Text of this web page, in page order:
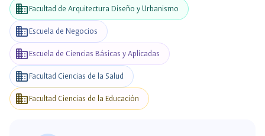
businessFacultad de Arquitectura Diseño y Urbanismo
businessEscuela de Negocios
businessEscuela de Ciencias Básicas y Aplicadas
businessFacultad Ciencias de la Salud
businessFacultad Ciencias de la Educación